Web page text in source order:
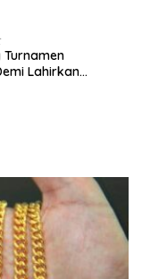
Turnamen
Lahirkan